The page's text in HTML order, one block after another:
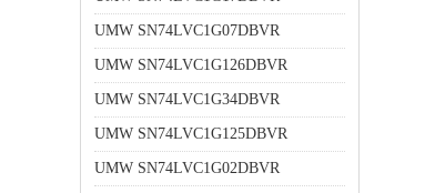
UMW SN74LVC1G07DBVR
UMW SN74LVC1G126DBVR
UMW SN74LVC1G34DBVR
UMW SN74LVC1G125DBVR
UMW SN74LVC1G02DBVR